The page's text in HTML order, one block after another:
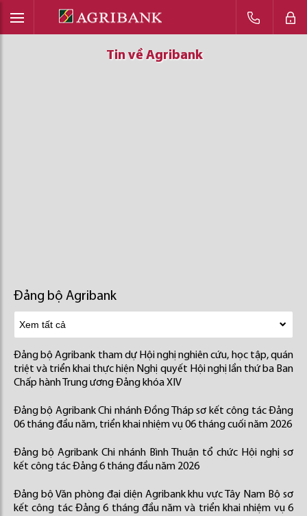
Tin về Agribank
Tin về Agribank
Tin về Agribank
Đảng bộ Agribank
Đảng bộ Agribank tham dự Hội nghị nghiên cứu, học tập, quán
triệt và triển khai thực hiện Nghị quyết Hội nghị lần thứ ba Ban
Chấp hành Trung ương Đảng khóa XIV
Đảng bộ Agribank Chi nhánh Đồng Tháp sơ kết công tác Đảng
06 tháng đầu năm, triển khai nhiệm vụ 06 tháng cuối năm 2026
Đảng bộ Agribank Chi nhánh Bình Thuận tổ chức Hội nghị sơ
kết công tác Đảng 6 tháng đầu năm 2026
Đảng bộ Văn phòng đại diện Agribank khu vực Tây Nam Bộ sơ
kết công tác Đảng 6 tháng đầu năm và triển khai nhiệm vụ 6